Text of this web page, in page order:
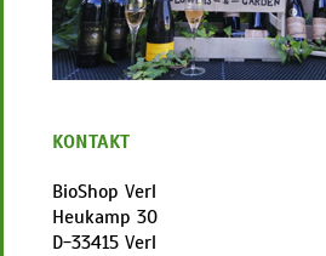
KONTAKT
BioShop Verl
Heukamp 30
D-33415 Verl